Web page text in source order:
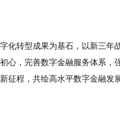
化转型成果为基石，以新三年
心，完善数字金融服务体系
征程，共绘高水平数字金融发